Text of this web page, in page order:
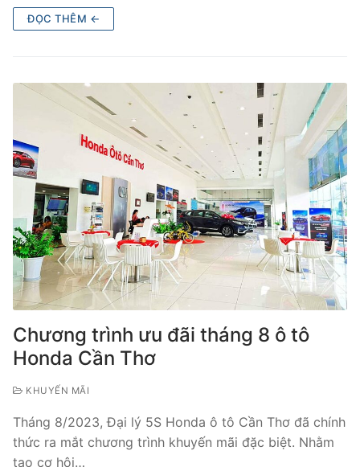
ĐỌC THÊM ←
Chương trình ưu đãi tháng 8 ô tô
Honda Cần Thơ
KHUYẾN MÃI
Tháng 8/2023, Đại lý 5S Honda ô tô Cần Thơ đã chính
thức ra mắt chương trình khuyến mãi đặc biệt. Nhằm
tạo cơ hội…